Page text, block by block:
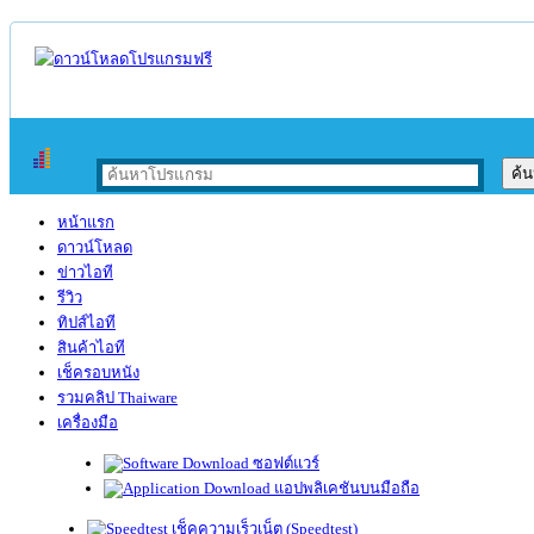
หน้าแรก
ดาวน์โหลด
ข่าวไอที
รีวิว
ทิปส์ไอที
สินค้าไอที
เช็ครอบหนัง
รวมคลิป Thaiware
เครื่องมือ
ซอฟต์แวร์
แอปพลิเคชันบนมือถือ
เช็คความเร็วเน็ต (Speedtest)